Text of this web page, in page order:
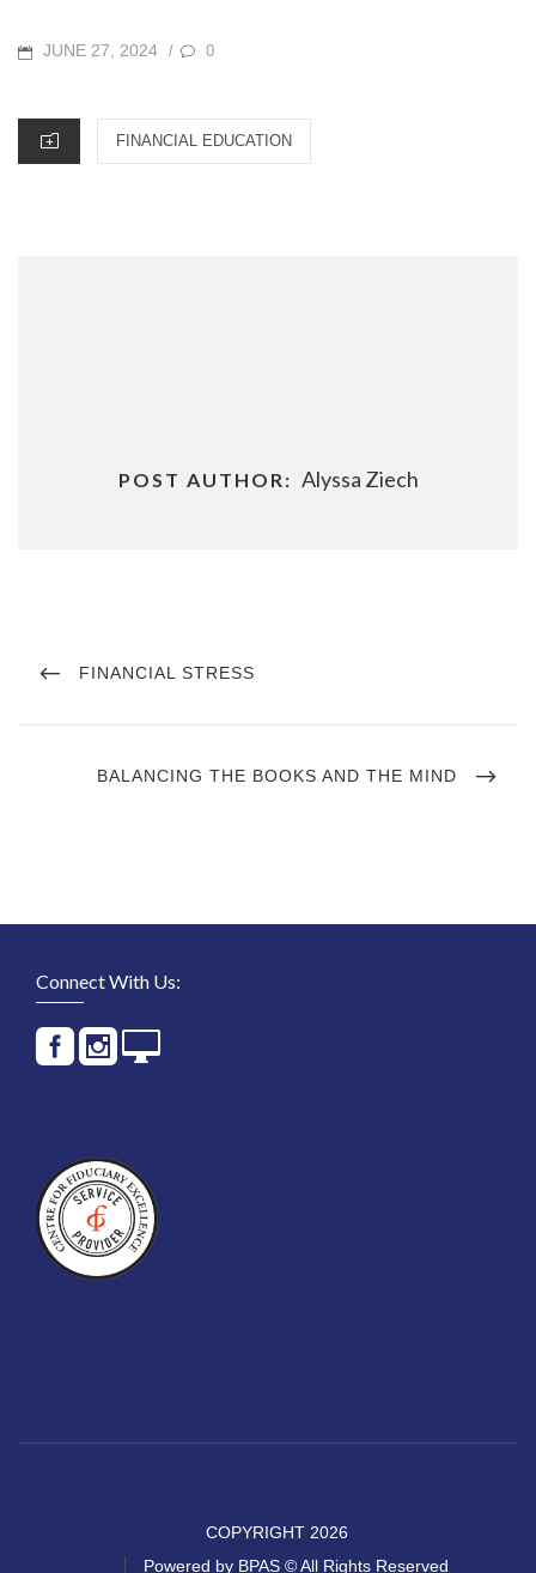
POSTED
JUNE 27, 2024 / 0
CATEGORIES
FINANCIAL EDUCATION
POST AUTHOR: Alyssa Ziech
navigation
PREVIOUS
FINANCIAL STRESS
NEXT
BALANCING THE BOOKS AND THE MIND
Connect With Us:
COPYRIGHT 2026
Powered by BPAS © All Rights Reserved